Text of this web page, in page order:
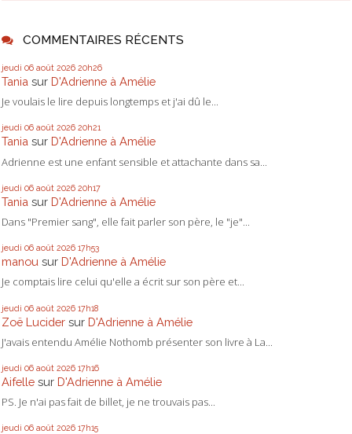
COMMENTAIRES RÉCENTS
jeudi 06 août 2026 20h26
Tania sur D'Adrienne à Amélie
Je voulais le lire depuis longtemps et j'ai dû le...
jeudi 06 août 2026 20h21
Tania sur D'Adrienne à Amélie
Adrienne est une enfant sensible et attachante dans sa...
jeudi 06 août 2026 20h17
Tania sur D'Adrienne à Amélie
Dans "Premier sang", elle fait parler son père, le "je"...
jeudi 06 août 2026 17h53
manou sur D'Adrienne à Amélie
Je comptais lire celui qu'elle a écrit sur son père et...
jeudi 06 août 2026 17h18
Zoë Lucider sur D'Adrienne à Amélie
J'avais entendu Amélie Nothomb présenter son livre à La...
jeudi 06 août 2026 17h16
Aifelle sur D'Adrienne à Amélie
PS. Je n'ai pas fait de billet, je ne trouvais pas...
jeudi 06 août 2026 17h15